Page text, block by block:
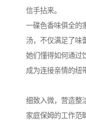
信手拈来。
一碟色香味俱全的
汤，不仅满足了味
她们懂得如何通过
成为连接亲情的纽
细致入微，营造整
家庭保姆的工作范